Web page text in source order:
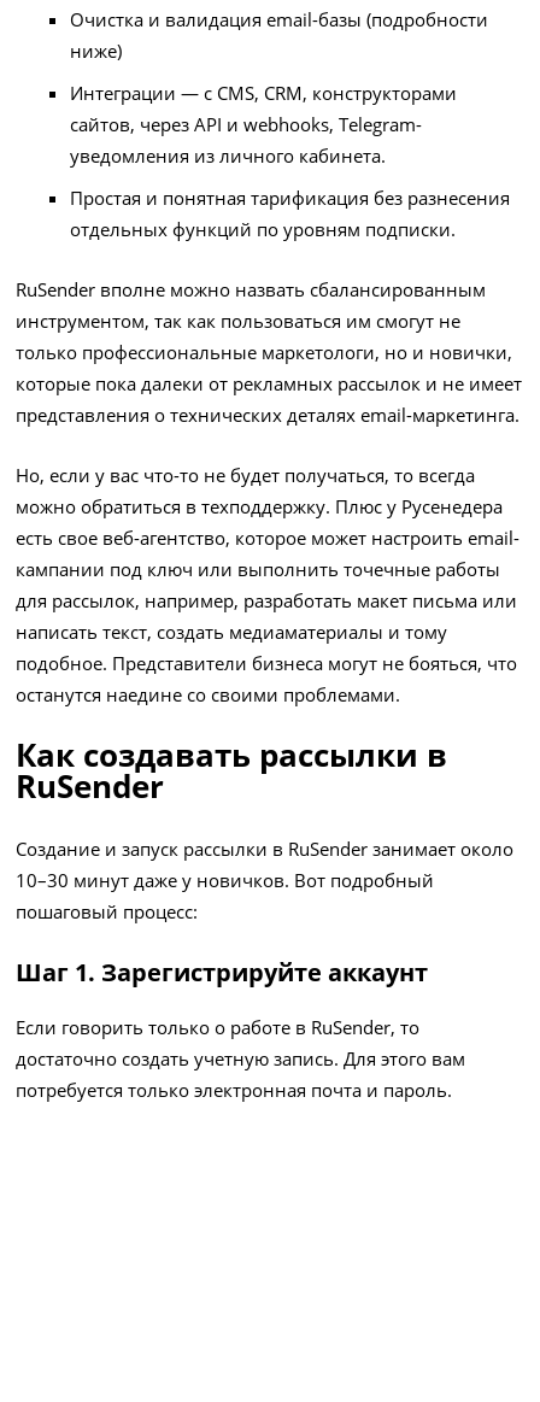
Очистка и валидация email-базы (подробности
ниже)
Интеграции — с CMS, CRM, конструкторами
сайтов, через API и webhooks, Telegram-
уведомления из личного кабинета.
Простая и понятная тарификация без разнесения
отдельных функций по уровням подписки.
RuSender вполне можно назвать сбалансированным
инструментом, так как пользоваться им смогут не
только профессиональные маркетологи, но и новички,
которые пока далеки от рекламных рассылок и не имеет
представления о технических деталях email-маркетинга.
Но, если у вас что-то не будет получаться, то всегда
можно обратиться в техподдержку. Плюс у Русенедера
есть свое веб-агентство, которое может настроить email-
кампании под ключ или выполнить точечные работы
для рассылок, например, разработать макет письма или
написать текст, создать медиаматериалы и тому
подобное. Представители бизнеса могут не бояться, что
останутся наедине со своими проблемами.
Как создавать рассылки в
RuSender
Создание и запуск рассылки в RuSender занимает около
10–30 минут даже у новичков. Вот подробный
пошаговый процесс:
Шаг 1. Зарегистрируйте аккаунт
Если говорить только о работе в RuSender, то
достаточно создать учетную запись. Для этого вам
потребуется только электронная почта и пароль.